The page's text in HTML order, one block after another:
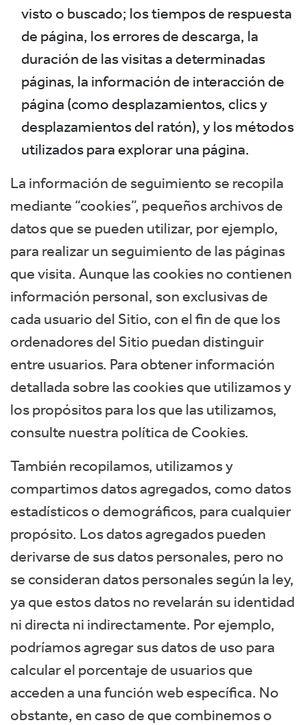
visto o buscado; los tiempos de respuesta
de página, los errores de descarga, la
duración de las visitas a determinadas
páginas, la información de interacción de
página (como desplazamientos, clics y
desplazamientos del ratón), y los métodos
utilizados para explorar una página.
La información de seguimiento se recopila
mediante “cookies”, pequeños archivos de
datos que se pueden utilizar, por ejemplo,
para realizar un seguimiento de las páginas
que visita. Aunque las cookies no contienen
información personal, son exclusivas de
cada usuario del Sitio, con el fin de que los
ordenadores del Sitio puedan distinguir
entre usuarios. Para obtener información
detallada sobre las cookies que utilizamos y
los propósitos para los que las utilizamos,
consulte nuestra política de Cookies.
También recopilamos, utilizamos y
compartimos datos agregados, como datos
estadísticos o demográficos, para cualquier
propósito. Los datos agregados pueden
derivarse de sus datos personales, pero no
se consideran datos personales según la ley,
ya que estos datos no revelarán su identidad
ni directa ni indirectamente. Por ejemplo,
podríamos agregar sus datos de uso para
calcular el porcentaje de usuarios que
acceden a una función web específica. No
obstante, en caso de que combinemos o